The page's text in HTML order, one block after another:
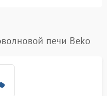
Подробнее →
₽
печи Beko